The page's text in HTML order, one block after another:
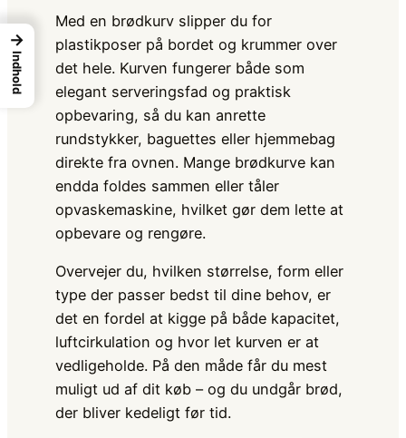
Med en brødkurv slipper du for
plastikposer på bordet og krummer over
det hele. Kurven fungerer både som
elegant serveringsfad og praktisk
opbevaring, så du kan anrette
rundstykker, baguettes eller hjemmebag
direkte fra ovnen. Mange brødkurve kan
endda foldes sammen eller tåler
opvaskemaskine, hvilket gør dem lette at
opbevare og rengøre.
Overvejer du, hvilken størrelse, form eller
type der passer bedst til dine behov, er
det en fordel at kigge på både kapacitet,
luftcirkulation og hvor let kurven er at
vedligeholde. På den måde får du mest
muligt ud af dit køb – og du undgår brød,
der bliver kedeligt før tid.
→
Indhold